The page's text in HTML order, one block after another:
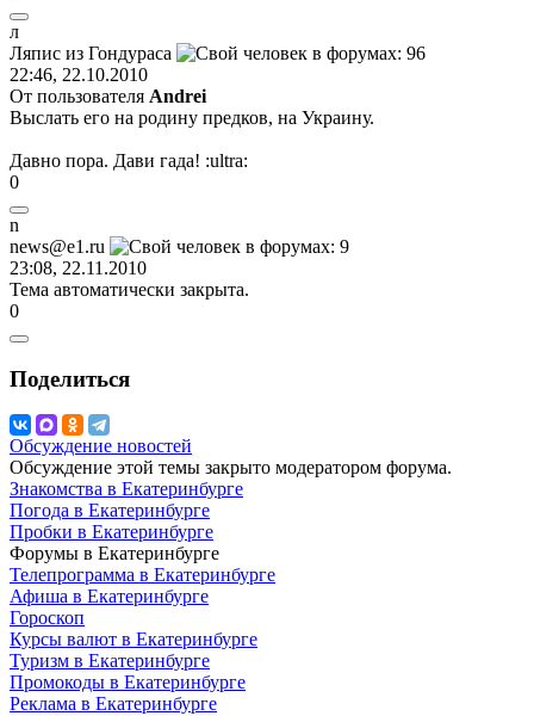
л
Ляпис из Гондураса
22:46, 22.10.2010
От пользователя Andrei
Выслать его на родину предков, на Украину.
Давно пора. Дави гада! :ultra:
0
n
news@e1.ru
23:08, 22.11.2010
Тема автоматически закрыта.
0
Поделиться
Обсуждение новостей
Обсуждение этой темы закрыто модератором форума.
Знакомства в Екатеринбурге
Погода в Екатеринбурге
Пробки в Екатеринбурге
Форумы в Екатеринбурге
Телепрограмма в Екатеринбурге
Афиша в Екатеринбурге
Гороскоп
Курсы валют в Екатеринбурге
Туризм в Екатеринбурге
Промокоды в Екатеринбурге
Реклама в Екатеринбурге